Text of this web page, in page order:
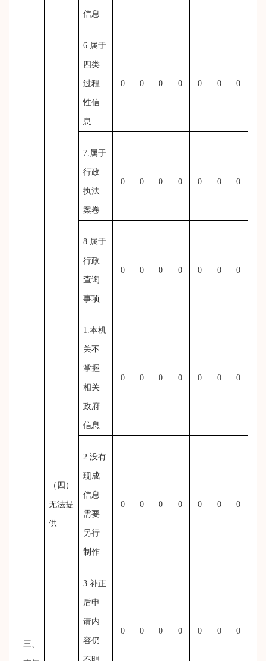
三、
信息
6.属于
四类
过程
性信
息
0 0 0 0 0 0 0
7.属于
行政
执法
案卷
0 0 0 0 0 0 0
8.属于
行政
查询
事项
0 0 0 0 0 0 0
（四）
无法提
供
1.本机
关不
掌握
相关
政府
信息
0 0 0 0 0 0 0
2.没有
现成
信息
需要
另行
制作
0 0 0 0 0 0 0
3.补正
后申
请内
容仍
0 0 0 0 0 0 0